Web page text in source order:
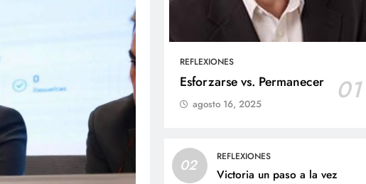
REFLEXIONES
Esforzarse vs. Permanecer 01
agosto 16, 2025
02 REFLEXIONES
Victoria un paso a la vez
cumpleaños para doña
Luz López!
6, 2026
SOCIALES
Jaime Andrés Bejarano Castillo
bautismo este domingo
agosto 6, 2026